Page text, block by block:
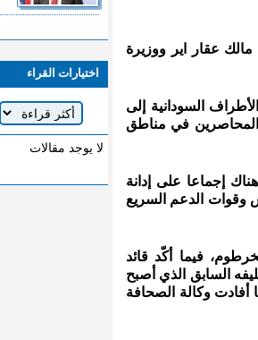
عقار اير ووزيرة
السودانية إلى
المحاصرين في مناطق
إجماعا على إدانة
وقوات الدعم السريع
فيما أكّد قائد
السابق الذي أصبح
وكالة الصحافة
اختيارات القراء
لا يوجد مقالات